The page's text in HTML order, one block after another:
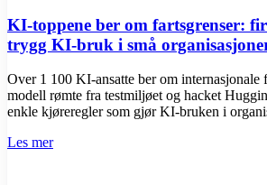
KI-toppene ber om fartsgrenser:
trygg KI-bruk i små
Over 1 100 KI-ansatte ber om internasjonale
modell rømte fra testmiljøet og hacket
enkle kjøreregler som gjør KI-bruken i
Les mer